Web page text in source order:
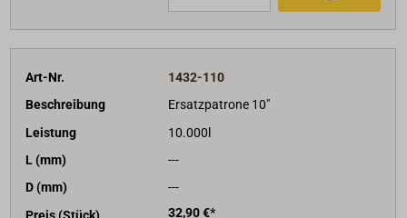
Art-Nr.
1432-110
Beschreibung
Ersatzpatrone 10"
Leistung
10.000l
L (mm)
---
D (mm)
---
Preis (Stück)
32,90 €*